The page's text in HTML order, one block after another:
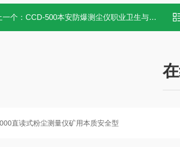
一个： CCD-500本安防爆测尘仪职业卫生与环境监测